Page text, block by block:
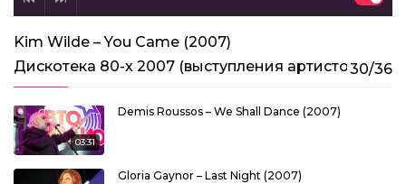
Kim Wilde – You Came (2007)
Дискотека 80-х 2007 (выступления артистов)30/36
03:31
Demis Roussos – We Shall Dance (2007)
Gloria Gaynor – Last Night (2007)